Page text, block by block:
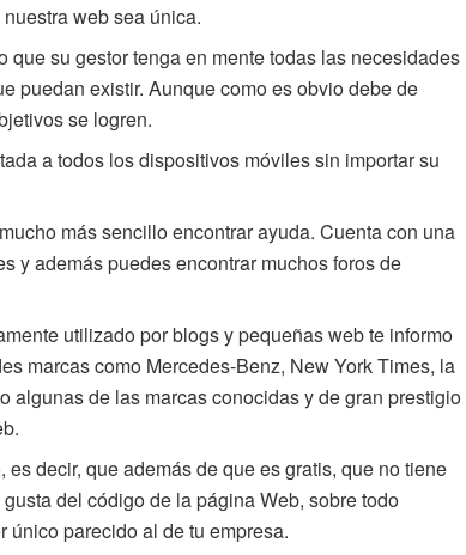
web sea única.
su gestor tenga en mente todas las necesidades
puedan existir. Aunque como es obvio debe de
se logren.
a todos los dispositivos móviles sin importar su
más sencillo encontrar ayuda. Cuenta con una
y además puedes encontrar muchos foros de
utilizado por blogs y pequeñas web te informo
marcas como Mercedes-Benz, New York Times, la
algunas de las marcas conocidas y de gran prestigio
decir, que además de que es gratis, que no tiene
del código de la página Web, sobre todo
único parecido al de tu empresa.